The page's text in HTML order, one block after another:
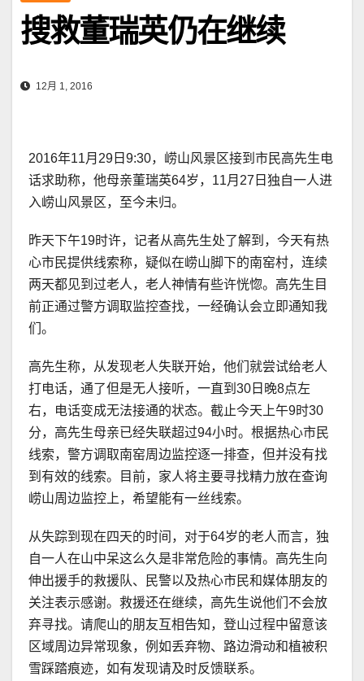
搜救董瑞英仍在继续
12月 1, 2016
2016年11月29日9:30，崂山风景区接到市民高先生电
话求助称，他母亲董瑞英64岁，11月27日独自一人进
入崂山风景区，至今未归。
昨天下午19时许，记者从高先生处了解到，今天有热
心市民提供线索称，疑似在崂山脚下的南窑村，连续
两天都见到过老人，老人神情有些许恍惚。高先生目
前正通过警方调取监控查找，一经确认会立即通知我
们。
高先生称，从发现老人失联开始，他们就尝试给老人
打电话，通了但是无人接听，一直到30日晚8点左
右，电话变成无法接通的状态。截止今天上午9时30
分，高先生母亲已经失联超过94小时。根据热心市民
线索，警方调取南窑周边监控逐一排查，但并没有找
到有效的线索。目前，家人将主要寻找精力放在查询
崂山周边监控上，希望能有一丝线索。
从失踪到现在四天的时间，对于64岁的老人而言，独
自一人在山中呆这么久是非常危险的事情。高先生向
伸出援手的救援队、民警以及热心市民和媒体朋友的
关注表示感谢。救援还在继续，高先生说他们不会放
弃寻找。请爬山的朋友互相告知，登山过程中留意该
区域周边异常现象，例如丢弃物、路边滑动和植被积
雪踩踏痕迹，如有发现请及时反馈联系。